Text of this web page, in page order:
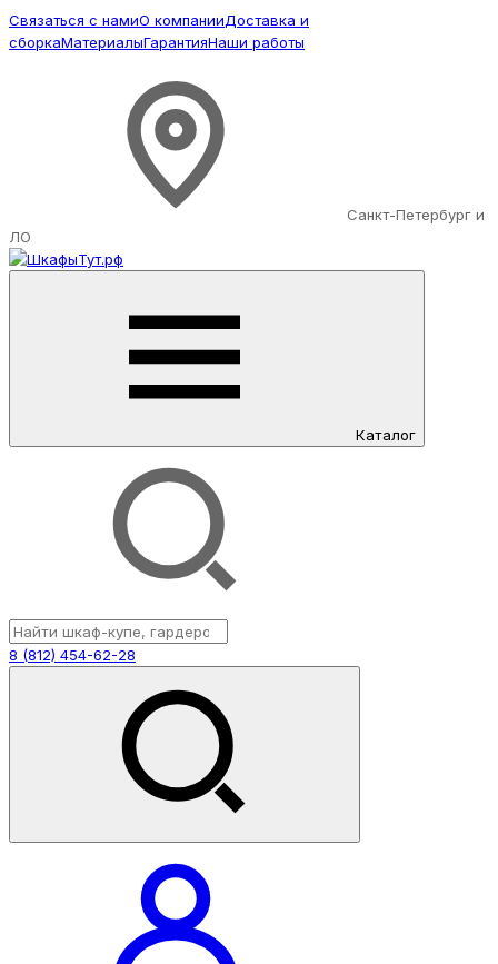
Связаться с намиО компанииДоставка и
сборкаМатериалыГарантияНаши работы
Санкт-Петербург и
ЛО
Каталог
8 (812) 454-62-28